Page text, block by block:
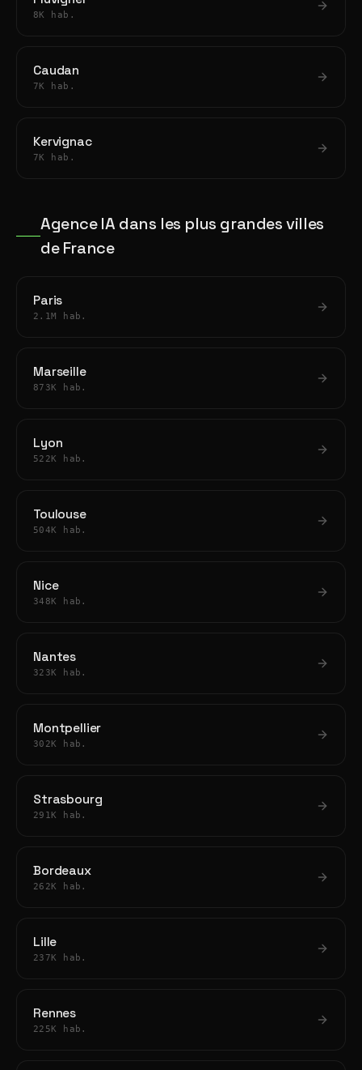
8K hab.
Caudan
7K hab.
Kervignac
7K hab.
Agence IA dans les plus grandes villes
de France
Paris
2.1M hab.
Marseille
873K hab.
Lyon
522K hab.
Toulouse
504K hab.
Nice
348K hab.
Nantes
323K hab.
Montpellier
302K hab.
Strasbourg
291K hab.
Bordeaux
262K hab.
Lille
237K hab.
Rennes
225K hab.